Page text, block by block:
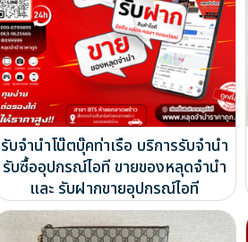
รับจำนำโน๊ตบุ๊คท่าเรือ บริการรับจำนำ
รับซื้ออุปกรณ์ไอที ขายของหลุดจำนำ
และ รับฝากขายอุปกรณ์ไอที